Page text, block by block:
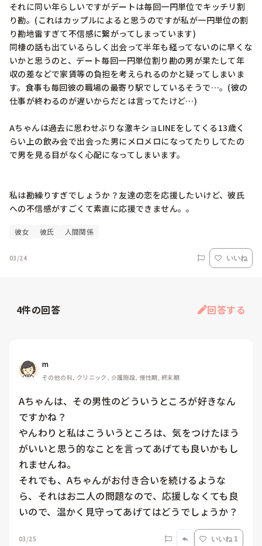
それに同い年らしいですがデートは毎回一円単位でキッチリ割
り勘。(これはカップルによると思うのですが私が一円単位の割
り勘地雷すぎて不信感に繋がってしまっています)
同棲の話も出ているらしく出会って半年も経ってないのに早くな
いかと思うのと、デート毎回一円単位割り勘の男が果たして年
収の差などで家賃等の負担を考えられるのかと疑ってしまいま
す。食事も毎回彼の職場の最寄り駅でしているそうで…。(彼の
仕事が終わるのが遅いからだとは言ってたけど…)
Aちゃんは過去に思わせぶりな激キショLINEをしてくる13歳く
らい上の飲み会で出会った男にメロメロになってたりしてたの
で男を見る目がなく心配になってしまいます。
私は勘繰りすぎでしょうか？友達の恋を応援したいけど、彼氏
への不信感がすごくて素直に応援できません。。
彼女 彼氏 人間関係
03/24 いいね
4件の回答 回答する
m
その他の科, クリニック, 介護施設, 慢性期, 終末期
Aちゃんは、その男性のどういうところが好きなん
ですかね？
やんわりと私はこういうところは、気をつけたほう
がいいと思う的なことを言ってあげても良いかもし
れませんね。
それでも、Aちゃんがお付き合いを続けるような
ら、それはお二人の問題なので、応援しなくても良
いので、温かく見守ってあげてはどうでしょうか？
03/25 いいね 1